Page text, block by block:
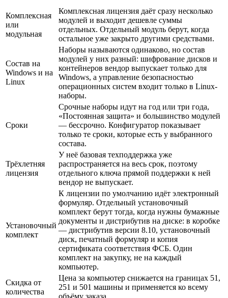
Комплексная
или
модульная
Комплексная лицензия даёт сразу несколько
модулей и выходит дешевле суммы
отдельных. Отдельный модуль берут, когда
остальное уже закрыто другими средствами.
Состав на
Windows и на
Linux
Наборы называются одинаково, но состав
модулей у них разный: шифрование дисков и
контейнеров вендор выпускает только для
Windows, а управление безопасностью
операционных систем входит только в Linux-
наборы.
Сроки
Срочные наборы идут на год или три года,
«Постоянная защита» и большинство модулей
— бессрочно. Конфигуратор показывает
только те сроки, которые есть у выбранного
состава.
Трёхлетняя
лицензия
У неё базовая техподдержка уже
распространяется на весь срок, поэтому
отдельного ключа прямой поддержки к ней
вендор не выпускает.
Установочный
комплект
К лицензии по умолчанию идёт электронный
формуляр. Отдельный установочный
комплект берут тогда, когда нужны бумажные
документы и дистрибутив на диске: в коробке
— дистрибутив версии 8.10, установочный
диск, печатный формуляр и копия
сертификата соответствия ФСБ. Один
комплект на закупку, не на каждый
компьютер.
Скидка от
количества
Цена за компьютер снижается на границах 51,
251 и 501 машины и применяется ко всему
объёму заказа.